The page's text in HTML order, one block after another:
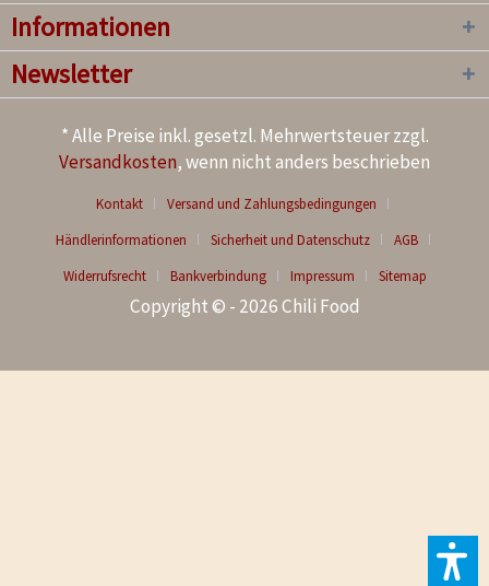
Informationen
Newsletter
* Alle Preise inkl. gesetzl. Mehrwertsteuer zzgl.
Versandkosten, wenn nicht anders beschrieben
Kontakt
Versand und Zahlungsbedingungen
Händlerinformationen
Sicherheit und Datenschutz
AGB
Widerrufsrecht
Bankverbindung Impressum Sitemap
Copyright © - 2026 Chili Food